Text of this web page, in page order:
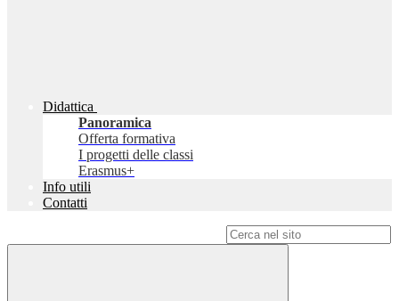
Didattica
Panoramica
Offerta formativa
I progetti delle classi
Erasmus+
Info utili
Contatti